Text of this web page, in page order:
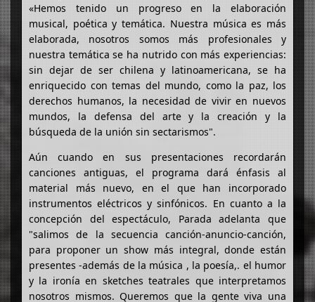
«Hemos tenido un progreso en la elaboración
musical, poética y temática. Nuestra música es más
elaborada, nosotros somos más profesionales y
nuestra temática se ha nutrido con más experiencias:
sin dejar de ser chilena y latinoamericana, se ha
enriquecido con temas del mundo, como la paz, los
derechos humanos, la necesidad de vivir en nuevos
mundos, la defensa del arte y la creación y la
búsqueda de la unión sin sectarismos".
Aún cuando en sus presentaciones recordarán
canciones antiguas, el programa dará énfasis al
material más nuevo, en el que han incorporado
instrumentos eléctricos y sinfónicos. En cuanto a la
concepción del espectáculo, Parada adelanta que
"salimos de la secuencia canción-anuncio-canción,
para proponer un show más integral, donde están
presentes -además de la música , la poesía,. el humor
y la ironía en sketches teatrales que interpretamos
nosotros mismos. Queremos que la gente viva una